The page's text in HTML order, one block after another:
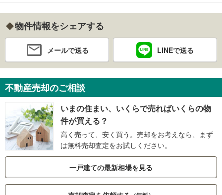
物件情報をシェアする
メールで送る LINEで送る
不動産売却のご相談
いまの住まい、いくらで売ればいくらの物
件が買える？
高く売って、安く買う。売却をお考えなら、まず
は無料売却査定をお試しください。
一戸建ての最新相場を見る